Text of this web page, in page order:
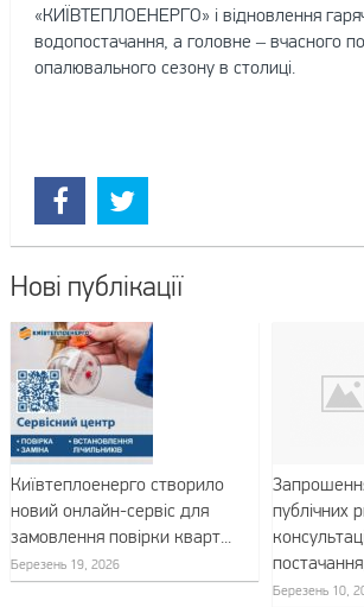
«КИЇВТЕПЛОЕНЕРГО» і відновлення
водопостачання, а головне – вчасного
опалювального сезону в столиці.
Нові публікації
Київтеплоенерго створило
новий онлайн-сервіс для
замовлення повірки кварт...
Березень 19, 2026
публічних
постачання,
Березень 10,